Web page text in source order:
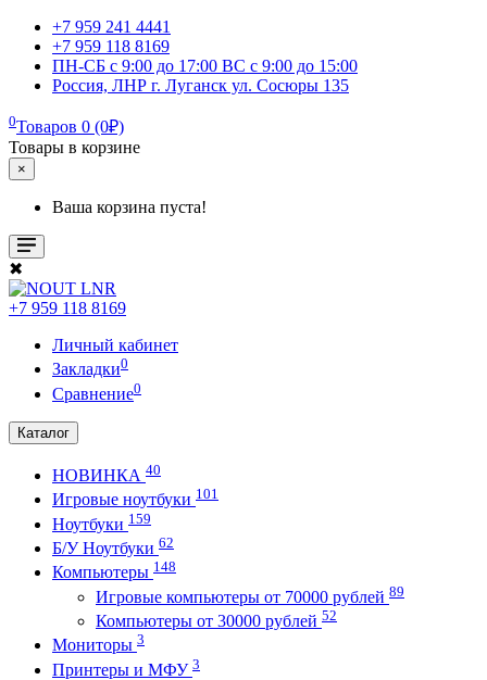
+7 959 241 4441
+7 959 118 8169
ПН-СБ с 9:00 до 17:00 ВС с 9:00 до 15:00
Россия, ЛНР г. Луганск ул. Сосюры 135
0Товаров 0 (0₽)
Товары в корзине
×
Ваша корзина пуста!
✖
+7 959 118 8169
Личный кабинет
Закладки0
Сравнение0
Каталог
НОВИНКА 40
Игровые ноутбуки 101
Ноутбуки 159
Б/У Ноутбуки 62
Компьютеры 148
Игровые компьютеры от 70000 рублей 89
Компьютеры от 30000 рублей 52
Мониторы 3
Принтеры и МФУ 3